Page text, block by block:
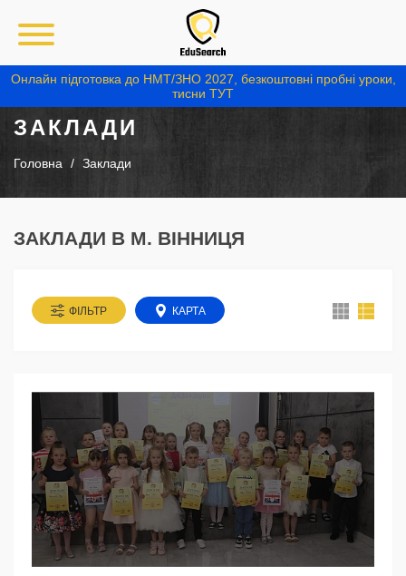
Онлайн підготовка до НМТ/ЗНО 2027, безкоштовні пробні уроки,
тисни ТУТ
ЗАКЛАДИ
Головна Заклади
ЗАКЛАДИ В М. ВІННИЦЯ
ФІЛЬТР КАРТА